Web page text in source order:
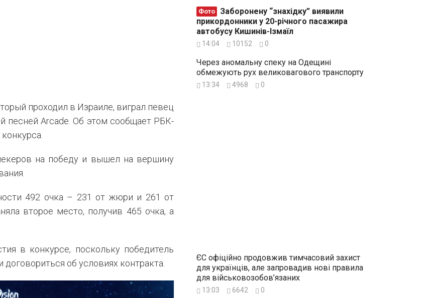
проходил в Израиле, виграл певец
песней Arcade. Об этом сообщает РБК-
на победу и вышел на вершину
492 очка – 231 от жюри и 261 от
второе место, получив 465 очка, а
в конкурсе, поскольку победитель
договориться об условиях контракта.
Фото
прикордонники у 20-річного пасажира
автобусу Кишинів-Ізмаїл
14:04 10152 0
Через аномальну спеку на Одещині
обмежують рух великовагового транспорту
13:34 4968 0
ЄС офіційно продовжив тимчасовий захист
для українців, але запровадив нові правила
для військовозобов’язаних
13:03 6642 0